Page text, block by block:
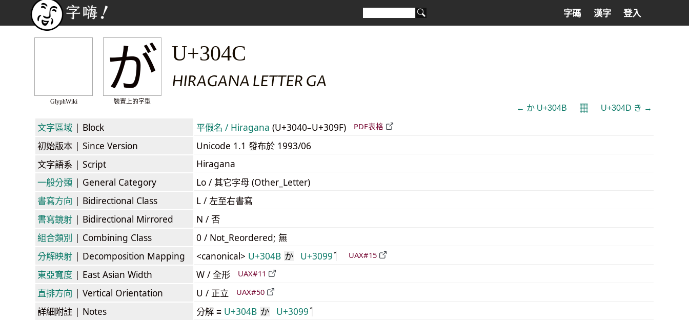
字碼 漢字 登入
GlyphWiki
が
裝置上的字型
U+304C
HIRAGANA LETTER GA
← か U+304B 𝄜 U+304D き →
文字區域 | Block 平假名 / Hiragana (U+3040–U+309F) PDF表格
初始版本 | Since Version
Unicode 1.1 發布於 1993/06
文字語系 | Script
Hiragana
一般分類 | General Category
Lo / 其它字母 (Other_Letter)
書寫方向 | Bidirectional Class
L / 左至右書寫
書寫鏡射 | Bidirectional Mirrored
N / 否
組合類別 | Combining Class
0 / Not_Reordered; 無
分解映射 | Decomposition Mapping <canonical> U+304B か U+3099 UAX#15
東亞寬度 | East Asian Width W / 全形 UAX#11
直排方向 | Vertical Orientation U / 正立 UAX#50
詳細附註 | Notes 分解 ≡ U+304B か U+3099